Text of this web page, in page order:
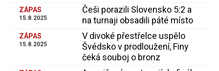
ZÁPAS
15.8.2025
Češi porazili Slovensko 5:2 a
na turnaji obsadili páté místo
ZÁPAS
15.8.2025
V divoké přestřelce uspělo
Švédsko v prodloužení, Finy
čeká souboj o bronz